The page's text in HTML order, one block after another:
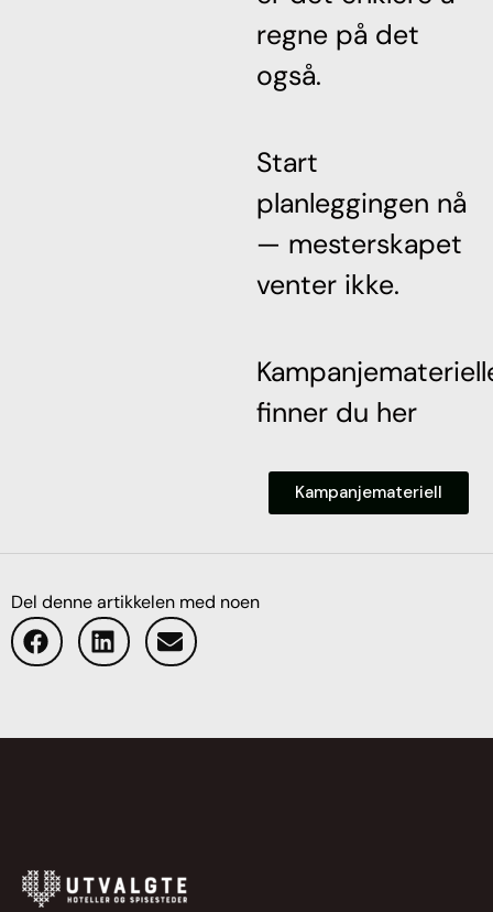
regne på det
også.
Start
planleggingen nå
— mesterskapet
venter ikke.
finner du her
Kampanjemateriell
Del denne artikkelen med noen